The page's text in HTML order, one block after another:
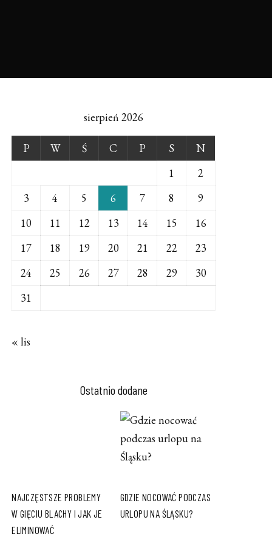
sierpień 2026
P W Ś C P S
N
1
2
3
4 5 6 7 8
9
10
11 12 13 14 15
16
17
18 19 20 21 22
23
24
25 26 27 28 29
30
31
« lis
Ostatnio dodane
NAJCZĘSTSZE PROBLEMY
W GIĘCIU BLACHY I JAK JE
ELIMINOWAĆ
GDZIE NOCOWAĆ PODCZAS
URLOPU NA ŚLĄSKU?